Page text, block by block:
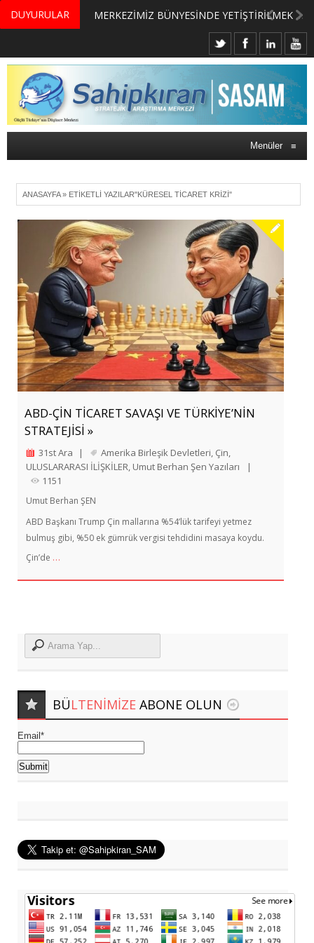
DUYURULAR MERKEZİMİZ BÜNYESİNDE YETİŞTİRİLMEK ÜZERE GÖNÜLLÜ ÜLKE MASASI UZMANI VE UZMAN ADAYLARI ARIYORUZ
Menüler ≡
ANASAYFA» ETIKETLI YAZILAR"KÜRESEL TICARET KRIZI"
ABD-ÇİN TİCARET SAVAŞI VE TÜRKİYE’NİN
STRATEJİSİ »
31st Ara | Amerika Birleşik Devletleri, Çin,
ULUSLARARASI İLİŞKİLER, Umut Berhan Şen Yazıları
|
1151
Umut Berhan ŞEN
ABD Başkanı Trump Çin mallarına %54’lük tarifeyi yetmez
bulmuş gibi, %50 ek gümrük vergisi tehdidini masaya koydu.
Çin’de …
BÜLTENIMIZE ABONE OLUN
Email*